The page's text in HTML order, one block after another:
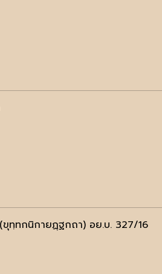
ทกนิกายฏฺฐกถา) อย.บ. 327/16